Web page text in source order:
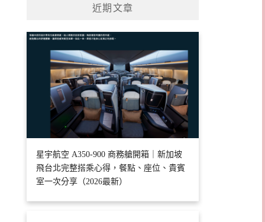
近期文章
星宇航空 A350-900 商務艙開箱｜新加坡
飛台北完整搭乘心得，餐點、座位、貴賓
室一次分享（2026最新）